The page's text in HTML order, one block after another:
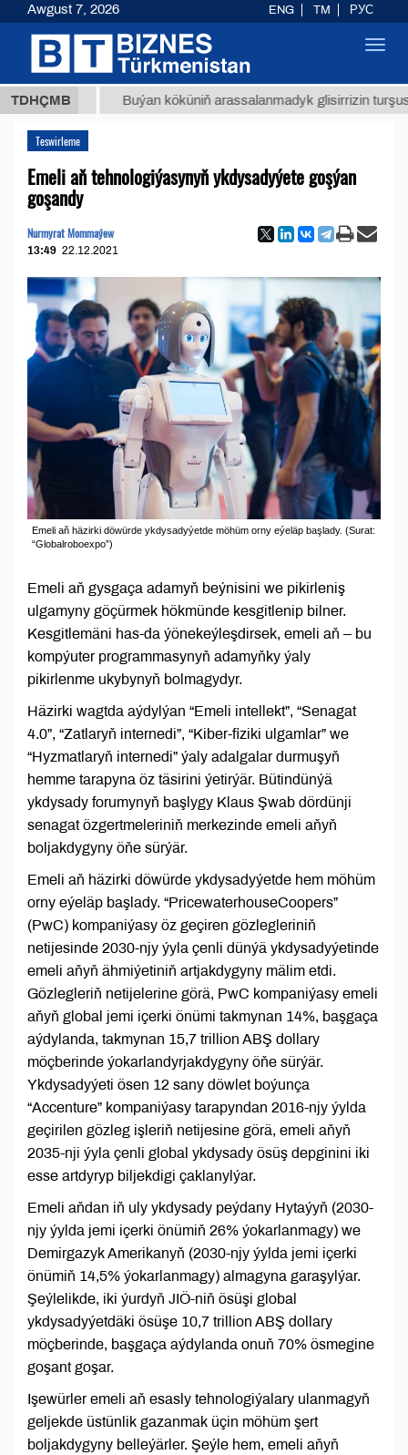
TDHÇMBBuýan köküniň arassalanmadyk glisirrizin turşusy (t.)
Teswirleme
Emeli aň tehnologiýasynyň ykdysadyýete goşýan
goşandy
Nurmyrat Mommaýew
13:49 22.12.2021
Emeli aň häzirki döwürde ykdysadyýetde möhüm orny eýeläp başlady. (Surat:
“Globalroboexpo”)
Emeli aň gysgaça adamyň beýnisini we pikirleniş
ulgamyny göçürmek hökmünde kesgitlenip bilner.
Kesgitlemäni has-da ýönekeýleşdirsek, emeli aň – bu
kompýuter programmasynyň adamyňky ýaly
pikirlenme ukybynyň bolmagydyr.
Häzirki wagtda aýdylýan “Emeli intellekt”, “Senagat
4.0”, “Zatlaryň internedi”, “Kiber-fiziki ulgamlar” we
“Hyzmatlaryň internedi” ýaly adalgalar durmuşyň
hemme tarapyna öz täsirini ýetirýär. Bütindünýä
ykdysady forumynyň başlygy Klaus Şwab dördünji
senagat özgertmeleriniň merkezinde emeli aňyň
boljakdygyny öňe sürýär.
Emeli aň häzirki döwürde ykdysadyýetde hem möhüm
orny eýeläp başlady. “PricewaterhouseCoopers”
(PwC) kompaniýasy öz geçiren gözlegleriniň
netijesinde 2030-njy ýyla çenli dünýä ykdysadyýetinde
emeli aňyň ähmiýetiniň artjakdygyny mälim etdi.
Gözlegleriň netijelerine görä, PwC kompaniýasy emeli
aňyň global jemi içerki önümi takmynan 14%, başgaça
aýdylanda, takmynan 15,7 trillion ABŞ dollary
möçberinde ýokarlandyrjakdygyny öňe sürýär.
Ykdysadyýeti ösen 12 sany döwlet boýunça
“Accenture” kompaniýasy tarapyndan 2016-njy ýylda
geçirilen gözleg işleriň netijesine görä, emeli aňyň
2035-nji ýyla çenli global ykdysady ösüş depginini iki
esse artdyryp biljekdigi çaklanylýar.
Emeli aňdan iň uly ykdysady peýdany Hytaýyň (2030-
njy ýylda jemi içerki önümiň 26% ýokarlanmagy) we
Demirgazyk Amerikanyň (2030-njy ýylda jemi içerki
önümiň 14,5% ýokarlanmagy) almagyna garaşylýar.
Şeýlelikde, iki ýurdyň JIÖ-niň ösüşi global
ykdysadyýetdäki ösüşe 10,7 trillion ABŞ dollary
möçberinde, başgaça aýdylanda onuň 70% ösmegine
goşant goşar.
Işewürler emeli aň esasly tehnologiýalary ulanmagyň
geljekde üstünlik gazanmak üçin möhüm şert
boljakdygyny belleýärler. Şeýle hem, emeli aňyň
Awgust 7, 2026 ENG TM РУС